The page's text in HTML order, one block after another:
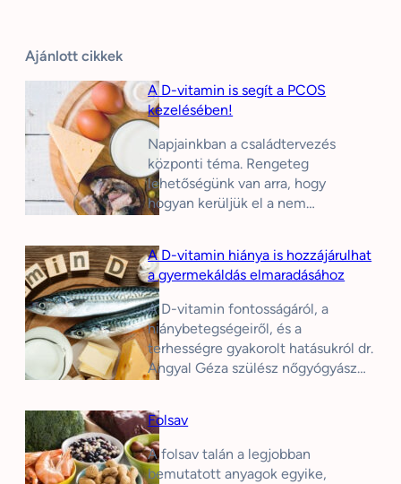
Ajánlott cikkek
A D-vitamin is segít a PCOS
kezelésében!
Napjainkban a családtervezés
központi téma. Rengeteg
lehetőségünk van arra, hogy
hogyan kerüljük el a nem…
A D-vitamin hiánya is hozzájárulhat
a gyermekáldás elmaradásához
A D-vitamin fontosságáról, a
hiánybetegségeiről, és a
terhességre gyakorolt hatásukról dr.
Angyal Géza szülész nőgyógyász…
Folsav
A folsav talán a legjobban
bemutatott anyagok egyike,